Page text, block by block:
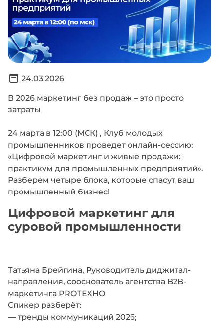
24.03.2026
В 2026 маркетинг без продаж – это просто
затраты
24 марта в 12:00 (МСК) , Клуб молодых
промышленников проведет онлайн-сессию:
«Цифровой маркетинг и живые продажи:
практикум для промышленных предприятий».
Разберем четыре блока, которые спасут ваш
промышленный бизнес!
Цифровой маркетинг для
суровой промышленности
Татьяна Брейгина, Руководитель диджитал-
направления, сооснователь агентства B2B-
маркетинга PROТЕХНО
Спикер разберёт:
— тренды коммуникаций 2026;